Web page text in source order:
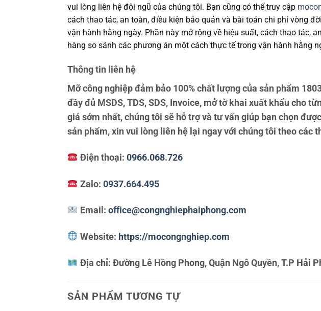
vui lòng liên hệ đội ngũ của chúng tôi. Bạn cũng có thể truy cập
cách thao tác, an toàn, điều kiện bảo quản và bài toán chi phí vòng
vận hành hằng ngày. Phần này mở rộng về hiệu suất, cách thao tác,
hàng so sánh các phương án một cách thực tế trong vận hành hằng
Thông tin liên hệ
Mỡ công nghiệp đảm bảo 100% chất lượng của sản phẩm
đầy đủ MSDS, TDS, SDS, Invoice, mở tờ khai xuất khẩu cho
giá sớm nhất, chúng tôi sẽ hỗ trợ và tư vấn giúp bạn chọn
sản phẩm, xin vui lòng liên hệ lại ngay với chúng tôi theo các
Điện thoại: 0966.068.726
Zalo: 0937.664.495
Email: office@congnghiephaiphong.com
Website: https://mocongnghiep.com
Địa chỉ: Đường Lê Hồng Phong, Quận Ngô Quyền, T.P Hải
SẢN PHẨM TƯƠNG TỰ